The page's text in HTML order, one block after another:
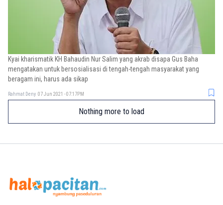
Kyai kharismatik KH Bahaudin Nur Salim yang akrab disapa Gus Baha
mengatakan untuk bersosialisasi di tengah-tengah masyarakat yang
beragam ini, harus ada sikap
Rahmat Deny 07 Jun 2021 - 07:17PM
Nothing more to load